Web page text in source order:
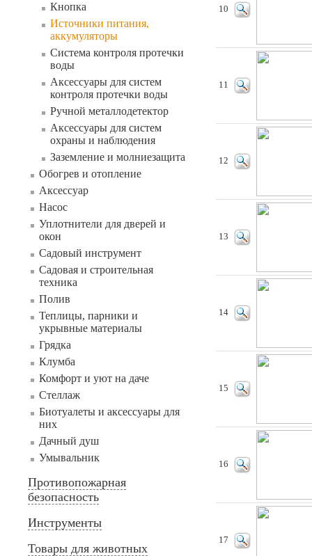
Кнопка
Источники питания,
аккумуляторы
Система контроля протечки
воды
Аксессуары для систем
контроля протечки воды
Ручной металлодетектор
Аксессуары для систем
охраны и наблюдения
Заземление и молниезащита
Обогрев и отопление
Аксессуар
Насос
Уплотнители для дверей и
окон
Садовый инструмент
Садовая и строительная
техника
Полив
Теплицы, парники и
укрывные материалы
Грядка
Клумба
Комфорт и уют на даче
Стеллаж
Биотуалеты и аксессуары для
них
Дачный душ
Умывальник
Противопожарная
безопасность
Инструменты
Товары для животных
10
11
12
13
14
15
16
17